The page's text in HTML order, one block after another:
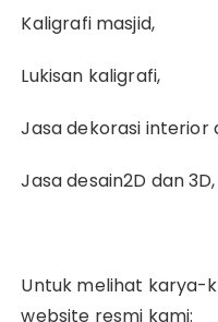
Kaligrafi masjid,
Lukisan kaligrafi,
Jasa dekorasi interior
Jasa desain2D dan
Untuk melihat karya-
website resmi kami: